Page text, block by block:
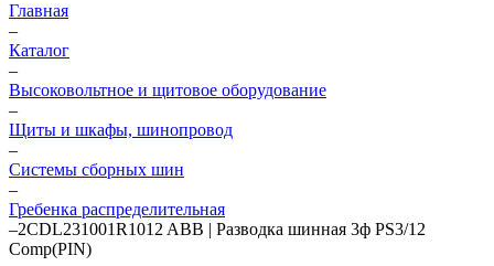
Главная
–
Каталог
–
Высоковольтное и щитовое оборудование
–
Щиты и шкафы, шинопровод
–
Системы сборных шин
–
Гребенка распределительная
–2CDL231001R1012 ABB | Разводка шинная 3ф PS3/12
Comp(PIN)